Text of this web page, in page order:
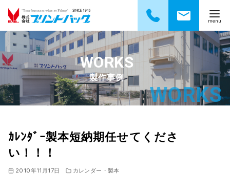
ン
テ
ツ
へ
製作事例
ｶﾚﾝﾀﾞｰ製本短納期任せてくださ
い！！！
2010年11月17日 カレンダー・製本